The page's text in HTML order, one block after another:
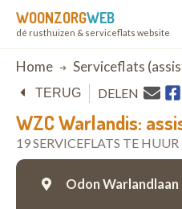
WOONZORGWEB
dé rusthuizen & serviceflats website
Breadcrumb
Home Serviceflats
WZC Warlandis:
19 SERVICEFLATS TE
TERUG DELEN
Odon Warlandlaan